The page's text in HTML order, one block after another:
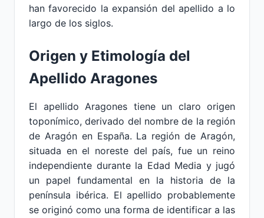
han favorecido la expansión del apellido a lo
largo de los siglos.
Origen y Etimología del
Apellido Aragones
El apellido Aragones tiene un claro origen
toponímico, derivado del nombre de la región
de Aragón en España. La región de Aragón,
situada en el noreste del país, fue un reino
independiente durante la Edad Media y jugó
un papel fundamental en la historia de la
península ibérica. El apellido probablemente
se originó como una forma de identificar a las